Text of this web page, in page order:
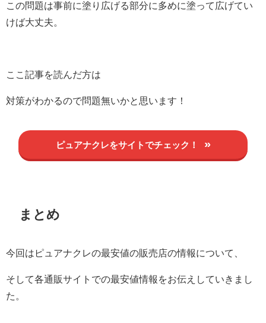
この問題は事前に塗り広げる部分に多めに塗って広げてい
けば大丈夫。
ここ記事を読んだ方は
対策がわかるので問題無いかと思います！
ピュアナクレをサイトでチェック！
まとめ
今回はピュアナクレの最安値の販売店の情報について、
そして各通販サイトでの最安値情報をお伝えしていきまし
た。